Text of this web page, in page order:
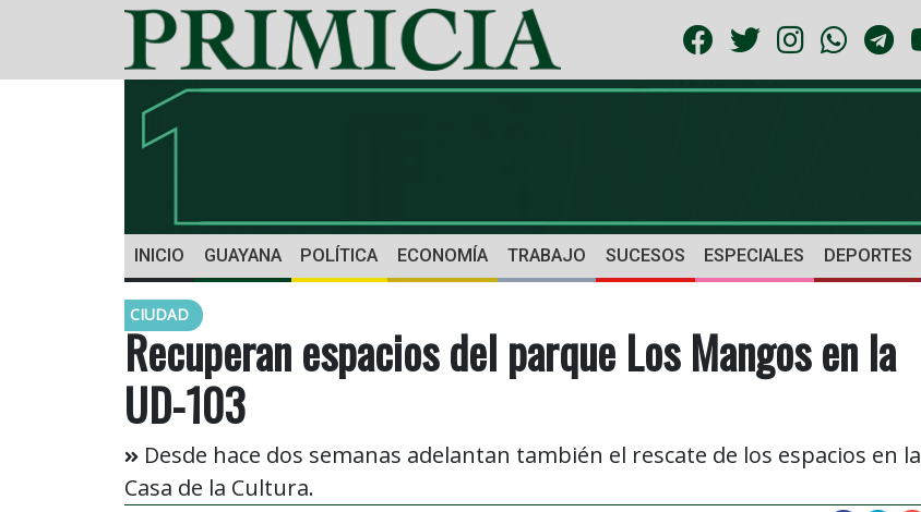
INICIO GUAYANA POLÍTICA ECONOMÍA TRABAJO SUCESOS ESPECIALES DEPORTES
CIUDAD
Recuperan espacios del parque Los Mangos en la
UD-103
Desde hace dos semanas adelantan también el rescate de los espacios en la
Casa de la Cultura.